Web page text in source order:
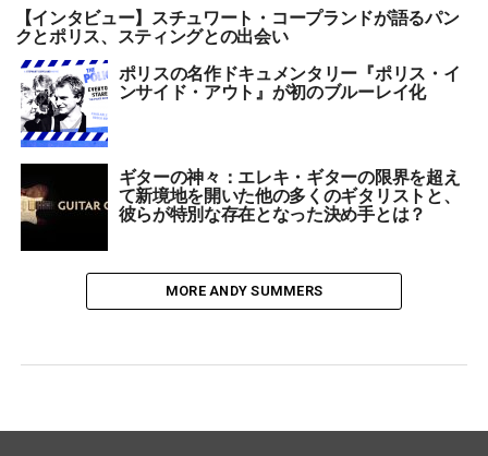
【インタビュー】スチュワート・コープランドが語るパン
クとポリス、スティングとの出会い
ポリスの名作ドキュメンタリー『ポリス・イ
ンサイド・アウト』が初のブルーレイ化
ギターの神々：エレキ・ギターの限界を超え
て新境地を開いた他の多くのギタリストと、
彼らが特別な存在となった決め手とは？
MORE ANDY SUMMERS